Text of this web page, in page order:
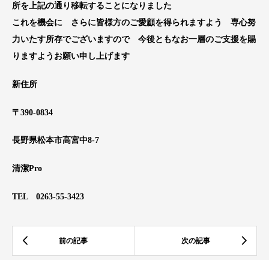
所を上記の通り移転することになりました
これを機会に さらに皆様方のご愛顧を得られますよう 専心努
力いたす所存でございますので 今後ともなお一層のご支援を賜
りますようお願い申し上げます
新住所
〒390-0834
長野県松本市高宮中8-7
清潔Pro
TEL 0263-55-3423